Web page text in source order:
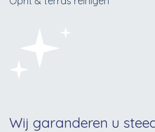
Wij garanderen u